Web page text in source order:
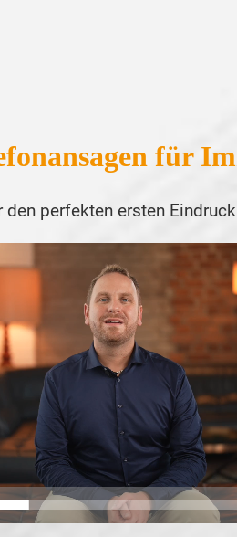
für
den perfekten ersten Eindruck